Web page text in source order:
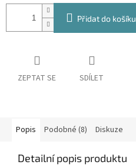
Přidat do košíku
ZEPTAT SE SDÍLET
Popis Podobné (8) Diskuze
Detailní popis produktu